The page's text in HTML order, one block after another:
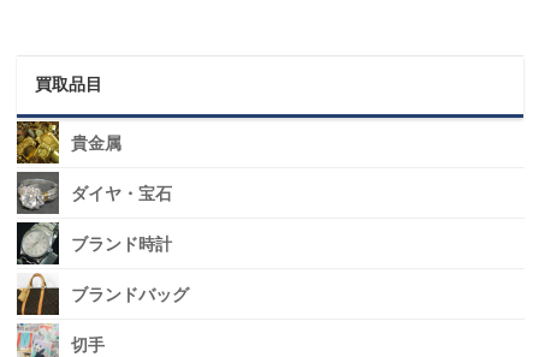
買取品目
貴金属
ダイヤ・宝石
ブランド時計
ブランドバッグ
切手